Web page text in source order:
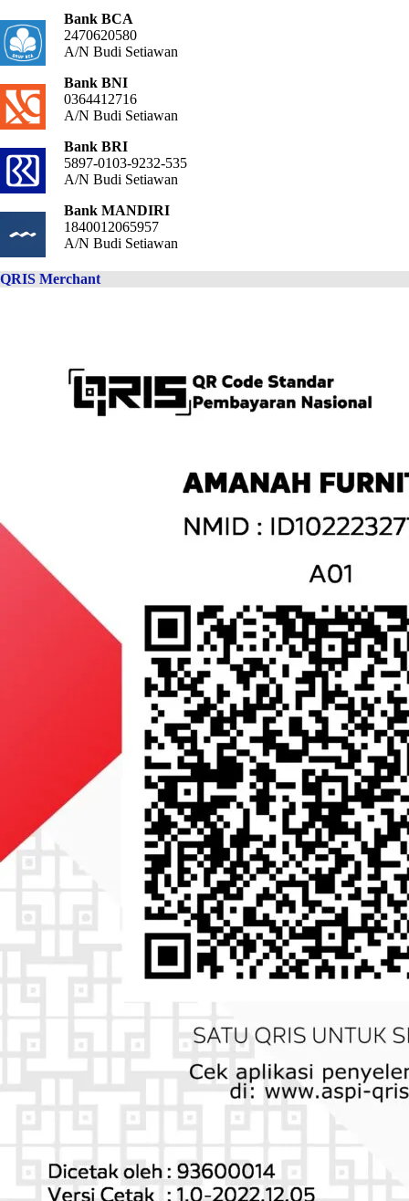
Bank BCA
2470620580
A/N Budi Setiawan
Bank BNI
0364412716
A/N Budi Setiawan
Bank BRI
5897-0103-9232-535
A/N Budi Setiawan
Bank MANDIRI
1840012065957
A/N Budi Setiawan
QRIS Merchant